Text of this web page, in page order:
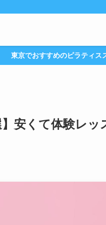
東京でおすすめのピラティス
安くて体験レッ